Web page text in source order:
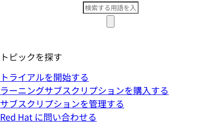
トピックを探す
トライアルを開始する
ラーニングサブスクリプションを購入する
サブスクリプションを管理する
Red Hat に問い合わせる